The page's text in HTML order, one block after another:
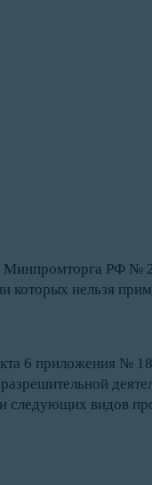
Минпромторга РФ №
которых нельзя
6 приложения №
следующих видов